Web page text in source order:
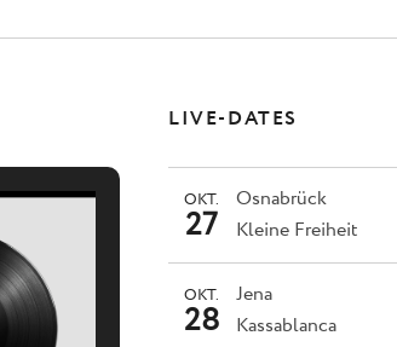
LIVE-DATES
Osnabrück
OKT.
27 Kleine Freiheit
Jena
OKT.
28 Kassablanca